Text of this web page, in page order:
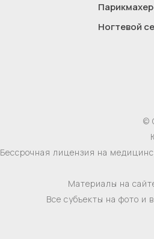
Ногтевой
©
Бессрочная лицензия на
Материалы на
Все субъекты на фото и